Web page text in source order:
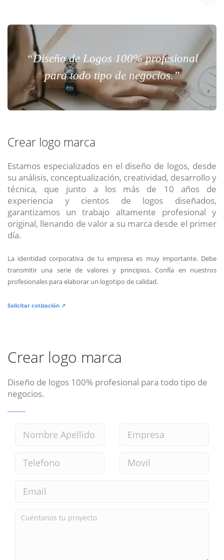
“Diseño de Logos 100% profesional
para todo tipo de negocios.”
Crear logo marca
Estamos especializados en el diseño de logos, desde
su análisis, conceptualización, creatividad, desarrollo y
técnica, que junto a los más de 10 años de
experiencia y cientos de logos diseñados,
garantizamos un trabajo altamente profesional y
original, llenando de valor a su marca desde el primer
día.
La identidad corporativa de tu empresa es muy importante. Debe
transmitir una serie de valores y principios. Confía en nuestros
profesionales para elaborar un logotipo de calidad.
Solicitar cotización ↗
Crear logo marca
Diseño de logos 100% profesional para todo tipo de
negocios.